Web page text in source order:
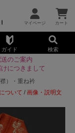
ガイド 検索
のご案内
につきまして
）・重ね衿
ついて /画像・説明文